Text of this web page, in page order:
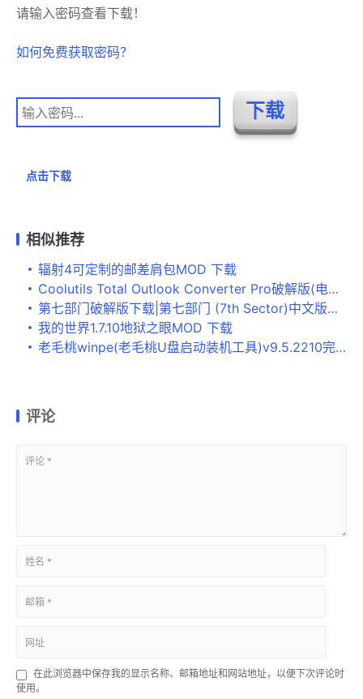
请输入密码查看下载！
如何免费获取密码？
点击下载
相似推荐
辐射4可定制的邮差肩包MOD 下载
Coolutils Total Outlook Converter Pro破解版(电子邮件转换器)v5.1免费版
第七部门破解版下载|第七部门 (7th Sector)中文版下载
我的世界1.7.10地狱之眼MOD 下载
老毛桃winpe(老毛桃U盘启动装机工具)v9.5.2210完整版
评论
在此浏览器中保存我的显示名称、邮箱地址和网站地址，以便下次评论时
使用。